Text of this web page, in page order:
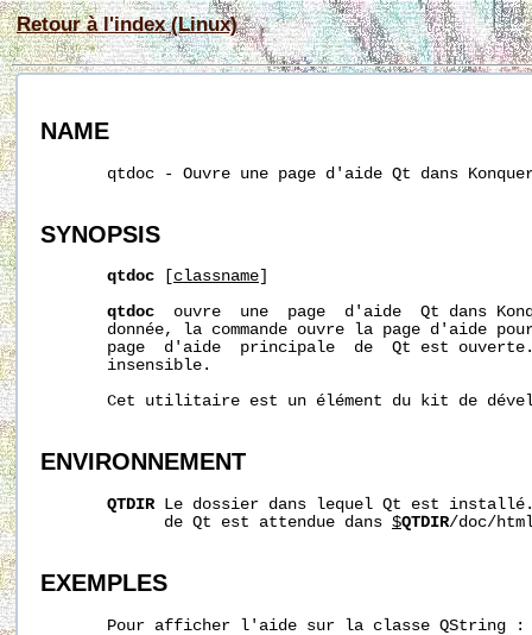
Retour à l'index (Linux)
NAME
qtdoc - Ouvre une page d'aide Qt dans
SYNOPSIS
qtdoc classname
qtdoc
ouvre  une  page  d'aide  Qt dans
donnée, la commande ouvre la page d'aide
page  d'aide  principale  de  Qt est
       insensible.
Cet utilitaire est un élément du kit de
ENVIRONNEMENT
QTDIR Le dossier dans lequel Qt est
             de Qt est attendue dans
$QTDIR/doc/
EXEMPLES
       Pour afficher l'aide sur la classe QString :